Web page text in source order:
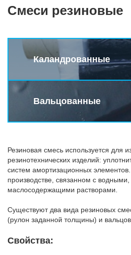
Смеси резиновые
Каландрованные
Вальцованные
Резиновая смесь используется для
резинотехнических изделий:
систем амортизационных
производстве, связанном с
маслосодержащими растворами.
Существуют два вида резиновых
(рулон заданной толщины) и
Свойства: